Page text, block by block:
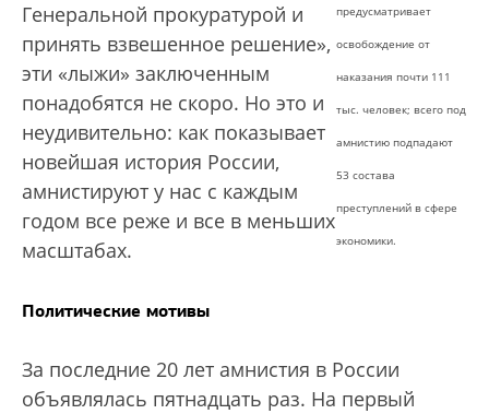
предусматривает
освобождение от
наказания почти 111
тыс. человек; всего под
амнистию подпадают
53 состава
преступлений в сфере
экономики.
Генеральной прокуратурой и
принять взвешенное решение»,
эти «лыжи» заключенным
понадобятся не скоро. Но это и
неудивительно: как показывает
новейшая история России,
амнистируют у нас с каждым
годом все реже и все в меньших
масштабах.
Политические мотивы
За последние 20 лет амнистия в России
объявлялась пятнадцать раз. На первый